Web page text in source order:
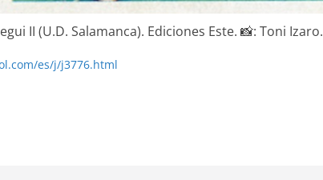
II (U.D. Salamanca). Ediciones Este. 📸: Toni Izaro.
es/j/j3776.html